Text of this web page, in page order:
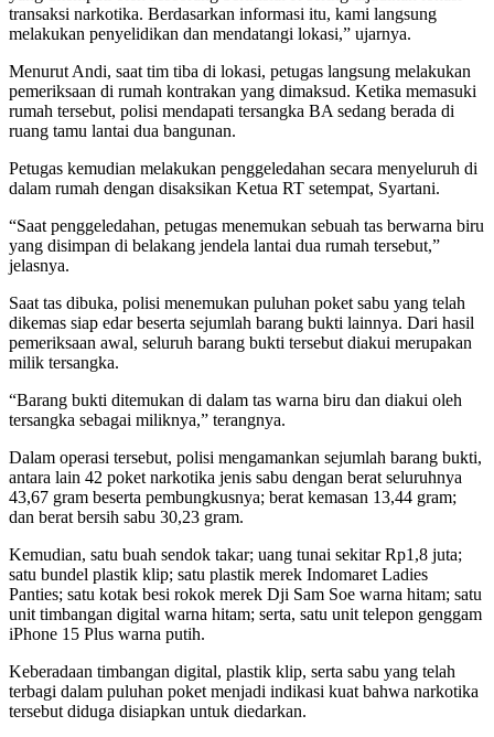
transaksi narkotika. Berdasarkan informasi itu, kami langsung
melakukan penyelidikan dan mendatangi lokasi,” ujarnya.
Menurut Andi, saat tim tiba di lokasi, petugas langsung melakukan
pemeriksaan di rumah kontrakan yang dimaksud. Ketika memasuki
rumah tersebut, polisi mendapati tersangka BA sedang berada di
ruang tamu lantai dua bangunan.
Petugas kemudian melakukan penggeledahan secara menyeluruh di
dalam rumah dengan disaksikan Ketua RT setempat, Syartani.
“Saat penggeledahan, petugas menemukan sebuah tas berwarna biru
yang disimpan di belakang jendela lantai dua rumah tersebut,”
jelasnya.
Saat tas dibuka, polisi menemukan puluhan poket sabu yang telah
dikemas siap edar beserta sejumlah barang bukti lainnya. Dari hasil
pemeriksaan awal, seluruh barang bukti tersebut diakui merupakan
milik tersangka.
“Barang bukti ditemukan di dalam tas warna biru dan diakui oleh
tersangka sebagai miliknya,” terangnya.
Dalam operasi tersebut, polisi mengamankan sejumlah barang bukti,
antara lain 42 poket narkotika jenis sabu dengan berat seluruhnya
43,67 gram beserta pembungkusnya; berat kemasan 13,44 gram;
dan berat bersih sabu 30,23 gram.
Kemudian, satu buah sendok takar; uang tunai sekitar Rp1,8 juta;
satu bundel plastik klip; satu plastik merek Indomaret Ladies
Panties; satu kotak besi rokok merek Dji Sam Soe warna hitam; satu
unit timbangan digital warna hitam; serta, satu unit telepon genggam
iPhone 15 Plus warna putih.
Keberadaan timbangan digital, plastik klip, serta sabu yang telah
terbagi dalam puluhan poket menjadi indikasi kuat bahwa narkotika
tersebut diduga disiapkan untuk diedarkan.